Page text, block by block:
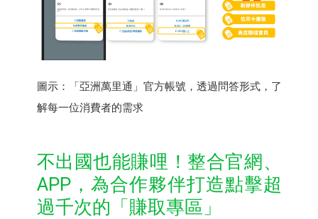
圖示：「亞洲萬里通」官方帳號，透過問答形式，了
解每一位消費者的需求
不出國也能賺哩！整合官網、
APP，為合作夥伴打造點擊超
過千次的「賺取專區」